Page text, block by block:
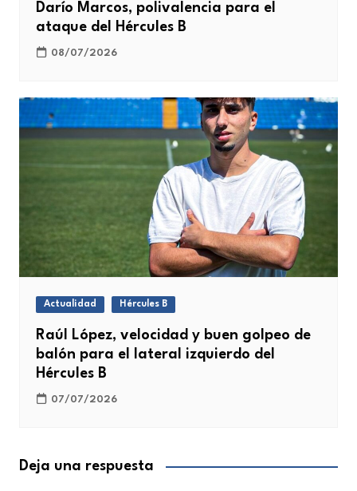
Darío Marcos, polivalencia para el
ataque del Hércules B
08/07/2026
Actualidad Hércules B
Raúl López, velocidad y buen golpeo de
balón para el lateral izquierdo del
Hércules B
07/07/2026
Deja una respuesta